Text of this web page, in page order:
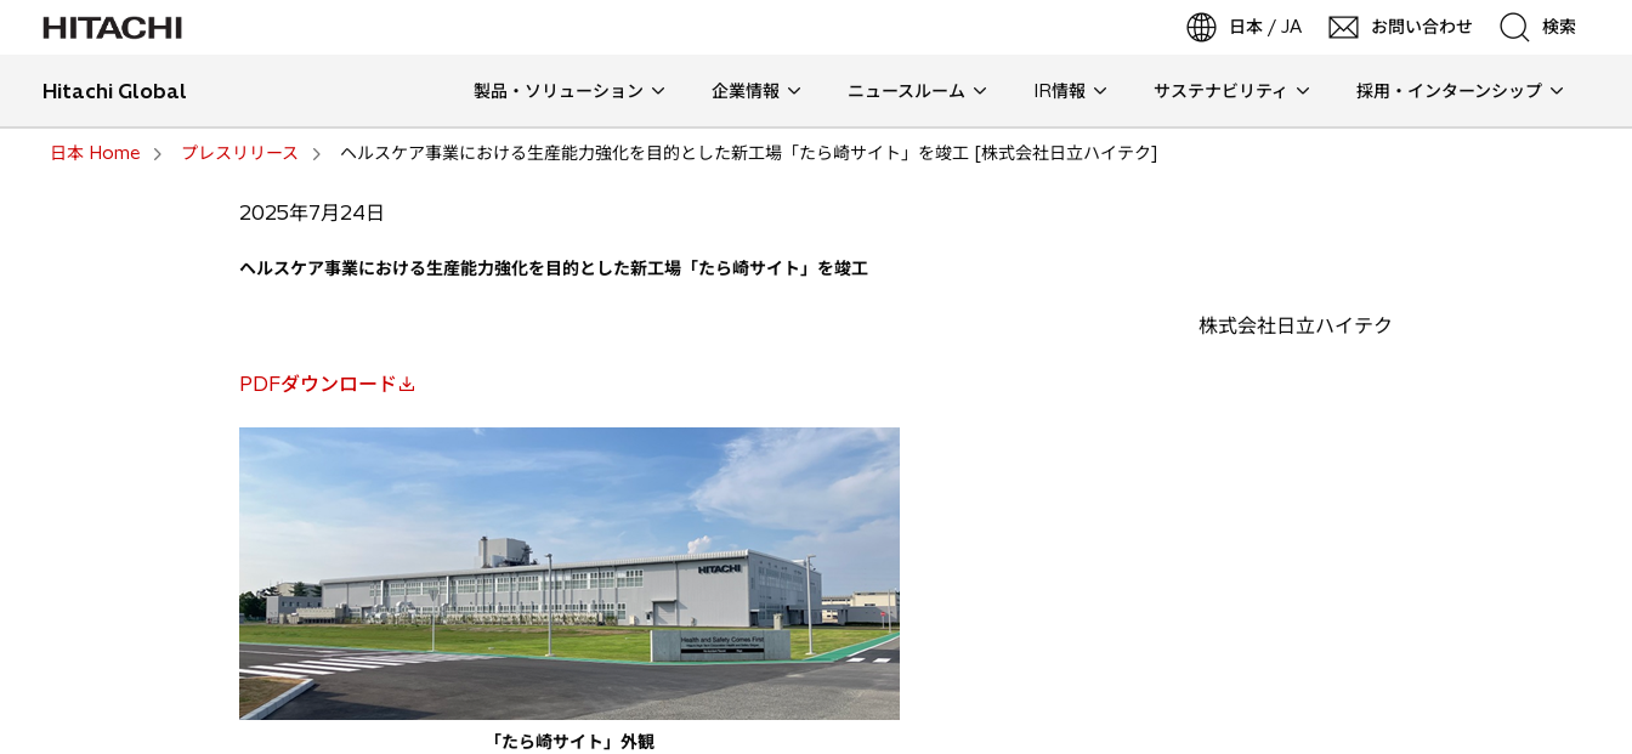
日本 / JA お問い合わせ 検索
検索
Hitachi Global 製品・ソリューション 企業情報 ニュースルーム IR情報 サステナビリティ 採用・インターンシップ
日本 Home プレスリリース ヘルスケア事業における生産能力強化を目的とした新工場「たら崎サイト」を竣工 [株式会社日立ハイテク]
2025年7月24日
ヘルスケア事業における生産能力強化を目的とした新工場「たら崎サイト」を竣工
株式会社日立ハイテク
PDFダウンロード
新
し
い
く
「たら崎サイト」外観